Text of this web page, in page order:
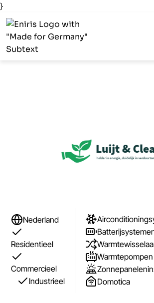
}
Nederland
Residentieel
Commercieel
Industrieel
Warmtepompen
Domotica